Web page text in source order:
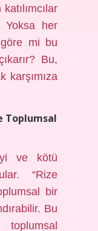
Yoksa her
göre mi bu
Bu,
karşımıza
Toplumsal
ve kötü
“Rize
bir
Bu